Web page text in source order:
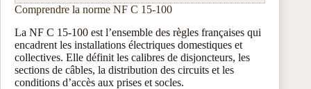
Comprendre la norme NF C 15-100
La NF C 15-100 est l’ensemble des règles françaises qui
encadrent les installations électriques domestiques et
collectives. Elle définit les calibres de disjoncteurs, les
sections de câbles, la distribution des circuits et les
conditions d’accès aux prises et socles.